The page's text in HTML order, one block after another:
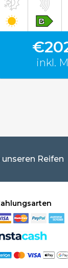
inkl.
Reifen